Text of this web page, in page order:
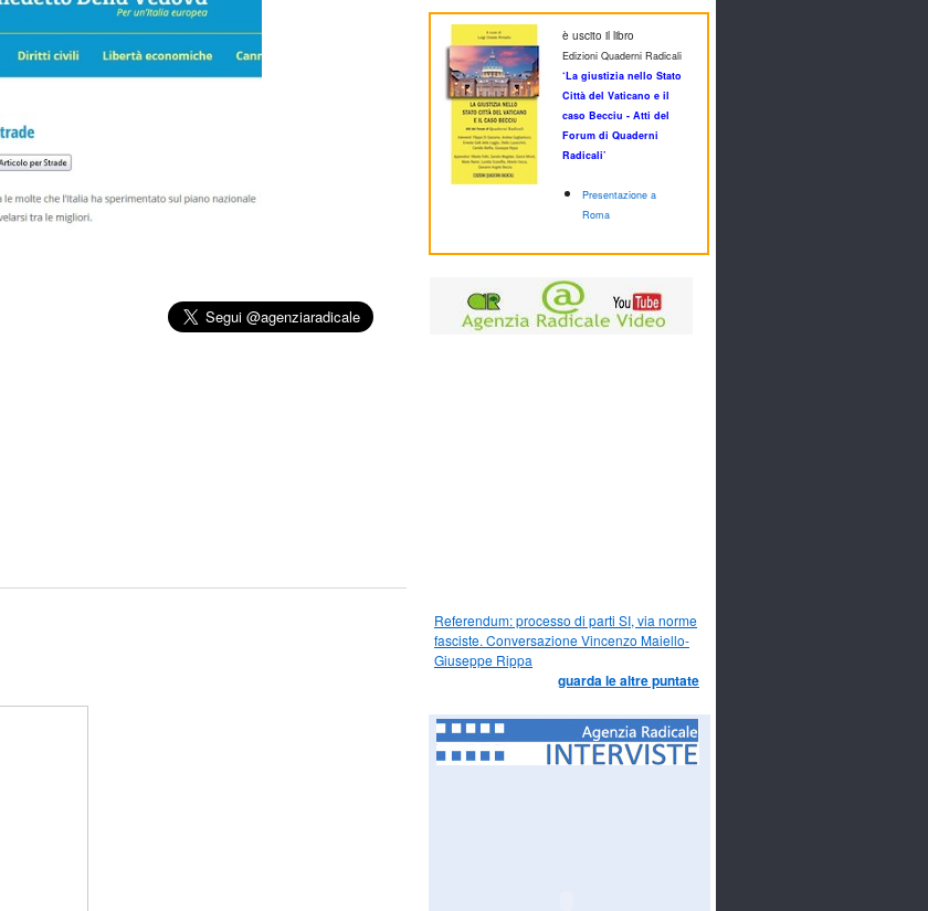
è uscito il libro
Edizioni Quaderni Radicali
‘La giustizia nello Stato
Città del Vaticano e il
caso Becciu - Atti del
Forum di Quaderni
Radicali’
Presentazione a
Roma
Referendum: processo di parti SI, via norme
fasciste. Conversazione Vincenzo Maiello-
Giuseppe Rippa
guarda le altre puntate